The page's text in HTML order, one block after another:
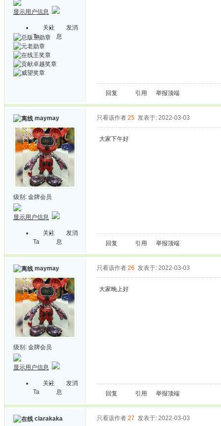
显示用户信息
关注
Ta
发消
息
回复 引用 举报顶端
maymay
级别: 金牌会员
显示用户信息
关注
Ta
发消
息
只看该作者 25 发表于: 2022-03-03
大家下午好
回复 引用 举报顶端
maymay
级别: 金牌会员
显示用户信息
关注
Ta
发消
息
只看该作者 26 发表于: 2022-03-03
大家晚上好
回复 引用 举报顶端
clarakaka 只看该作者 27 发表于: 2022-03-03